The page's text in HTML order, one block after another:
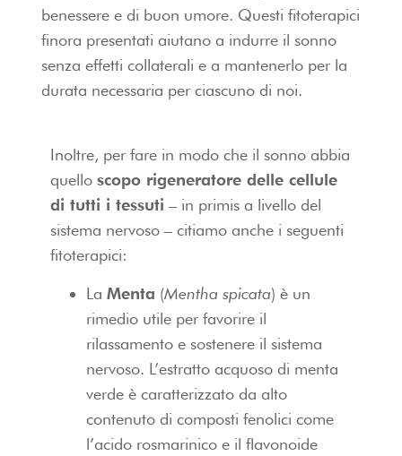
benessere e di buon umore. Questi fitoterapici
finora presentati aiutano a indurre il sonno
senza effetti collaterali e a mantenerlo per la
durata necessaria per ciascuno di noi.
Inoltre, per fare in modo che il sonno abbia
quello scopo rigeneratore delle cellule
di tutti i tessuti – in primis a livello del
sistema nervoso – citiamo anche i seguenti
fitoterapici:
La Menta (Mentha spicata) è un
rimedio utile per favorire il
rilassamento e sostenere il sistema
nervoso. L’estratto acquoso di menta
verde è caratterizzato da alto
contenuto di composti fenolici come
l’acido rosmarinico e il flavonoide